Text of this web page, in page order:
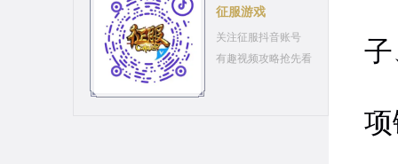
征服游戏
关注征服抖音账号
有趣视频攻略抢先看